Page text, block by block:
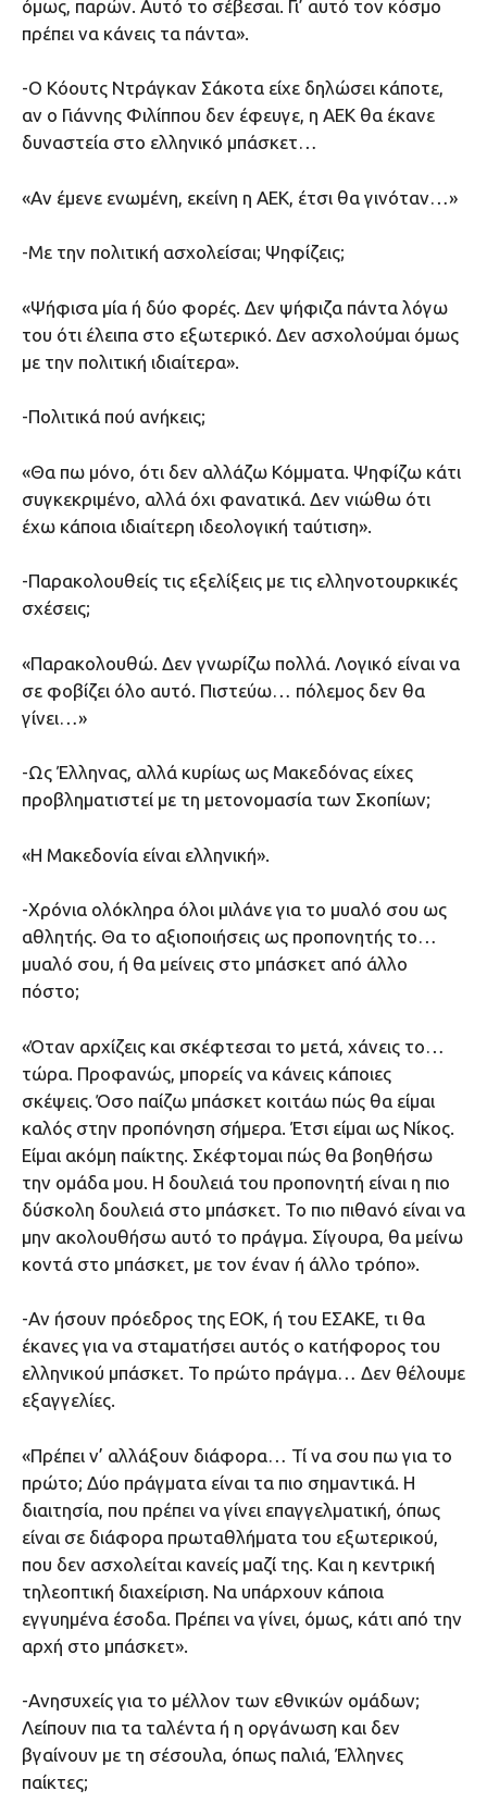
όμως, παρών. Αυτό το σέβεσαι. Γι’ αυτό τον κόσμο
πρέπει να κάνεις τα πάντα».
-Ο Κόουτς Ντράγκαν Σάκοτα είχε δηλώσει κάποτε,
αν ο Γιάννης Φιλίππου δεν έφευγε, η ΑΕΚ θα έκανε
δυναστεία στο ελληνικό μπάσκετ…
«Αν έμενε ενωμένη, εκείνη η ΑΕΚ, έτσι θα γινόταν…»
-Με την πολιτική ασχολείσαι; Ψηφίζεις;
«Ψήφισα μία ή δύο φορές. Δεν ψήφιζα πάντα λόγω
του ότι έλειπα στο εξωτερικό. Δεν ασχολούμαι όμως
με την πολιτική ιδιαίτερα».
-Πολιτικά πού ανήκεις;
«Θα πω μόνο, ότι δεν αλλάζω Κόμματα. Ψηφίζω κάτι
συγκεκριμένο, αλλά όχι φανατικά. Δεν νιώθω ότι
έχω κάποια ιδιαίτερη ιδεολογική ταύτιση».
-Παρακολουθείς τις εξελίξεις με τις ελληνοτουρκικές
σχέσεις;
«Παρακολουθώ. Δεν γνωρίζω πολλά. Λογικό είναι να
σε φοβίζει όλο αυτό. Πιστεύω… πόλεμος δεν θα
γίνει…»
-Ως Έλληνας, αλλά κυρίως ως Μακεδόνας είχες
προβληματιστεί με τη μετονομασία των Σκοπίων;
«Η Μακεδονία είναι ελληνική».
-Χρόνια ολόκληρα όλοι μιλάνε για το μυαλό σου ως
αθλητής. Θα το αξιοποιήσεις ως προπονητής το…
μυαλό σου, ή θα μείνεις στο μπάσκετ από άλλο
πόστο;
«Όταν αρχίζεις και σκέφτεσαι το μετά, χάνεις το…
τώρα. Προφανώς, μπορείς να κάνεις κάποιες
σκέψεις. Όσο παίζω μπάσκετ κοιτάω πώς θα είμαι
καλός στην προπόνηση σήμερα. Έτσι είμαι ως Νίκος.
Είμαι ακόμη παίκτης. Σκέφτομαι πώς θα βοηθήσω
την ομάδα μου. Η δουλειά του προπονητή είναι η πιο
δύσκολη δουλειά στο μπάσκετ. Το πιο πιθανό είναι να
μην ακολουθήσω αυτό το πράγμα. Σίγουρα, θα μείνω
κοντά στο μπάσκετ, με τον έναν ή άλλο τρόπο».
-Αν ήσουν πρόεδρος της ΕΟΚ, ή του ΕΣΑΚΕ, τι θα
έκανες για να σταματήσει αυτός ο κατήφορος του
ελληνικού μπάσκετ. Το πρώτο πράγμα… Δεν θέλουμε
εξαγγελίες.
«Πρέπει ν’ αλλάξουν διάφορα… Τί να σου πω για το
πρώτο; Δύο πράγματα είναι τα πιο σημαντικά. Η
διαιτησία, που πρέπει να γίνει επαγγελματική, όπως
είναι σε διάφορα πρωταθλήματα του εξωτερικού,
που δεν ασχολείται κανείς μαζί της. Και η κεντρική
τηλεοπτική διαχείριση. Να υπάρχουν κάποια
εγγυημένα έσοδα. Πρέπει να γίνει, όμως, κάτι από την
αρχή στο μπάσκετ».
-Ανησυχείς για το μέλλον των εθνικών ομάδων;
Λείπουν πια τα ταλέντα ή η οργάνωση και δεν
βγαίνουν με τη σέσουλα, όπως παλιά, Έλληνες
παίκτες;